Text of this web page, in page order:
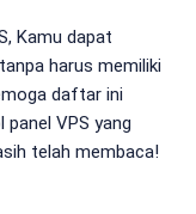
Kamu dapat
harus memiliki
daftar ini
VPS yang
telah membaca!